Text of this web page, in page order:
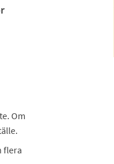
Om
flera